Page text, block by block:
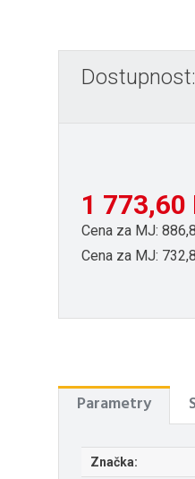
Dostupnost:
1 773,60
Cena za MJ:
Cena za MJ:
Parametry
Značka: